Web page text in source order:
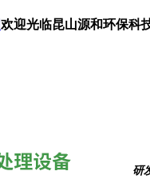
欢迎光临昆山源和环保科
研